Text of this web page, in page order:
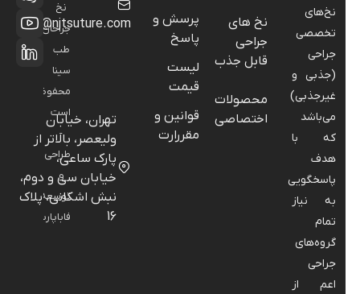
نخ‌های
تخصصی
جراحی
(جذبی و
غیرجذبی)
می‌باشد
که با
هدف
پاسخگویی
به نیاز
تمام
گروه‌های
جراحی
اعم از
نخ های
جراحی
قابل جذب
محصولات
اختصاصی
پرسش و
پاسخ
لیست
قیمت
قوانین و
مقررارت
info@njtsuture.com
تهران، خیابان
ولیعصر، بالاتر از
پارک ساعی،
خیابان سی و دوم،
نبش اشکانی، پلاک
جراحان
طب
سینا
محفوظ
است
طراحی
و
توسعه:
فاباپارس